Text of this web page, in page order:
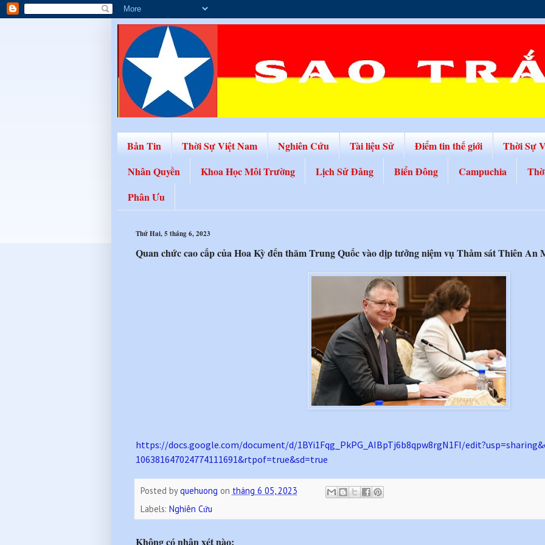
Bản Tin Thời Sự Việt Nam Nghiên Cứu Tài liệu Sử Điểm tin thế giới Thời Sự
Nhân Quyền
Khoa Học Môi Trường Lịch Sử Đảng Biển Đông Campuchia
Phân Ưu
Thứ Hai, 5 tháng 6, 2023
Quan chức cao cấp của Hoa Kỳ đến thăm Trung Quốc vào dịp tưởng niệm vụ Thảm sát Thiên An
https://docs.google.com/document/d/1BYi1Fqg_PkPG_ AIBpTj6b8qpw8rgN1FI/edit?usp=
106381647024774111691&rtpof=true&sd=true
Posted byquehuong on tháng 6 05, 2023
Labels: Nghiên Cứu
Không có nhận xét nào: